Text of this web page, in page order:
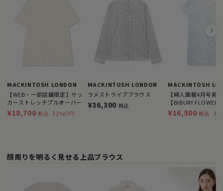
MACKINTOSH LONDON
【WEB・一部店舗限定】サッ
カーストレッチプルオーバー
¥18,700 税込 32%OFF
MACKINTOSH LONDON
ラメストライプブラウス
¥36,300 税込
MACKINTOSH
【婦人画報4月号掲
【BIBURY FLOWER
グバイブリーＴシャ
¥16,500 税込
顔周りを明るく見せる上品ブラウス